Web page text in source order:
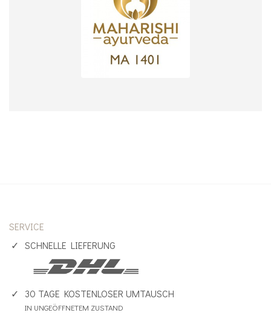
SERVICE
SCHNELLE LIEFERUNG
30 TAGE KOSTENLOSER UMTAUSCH
IN UNGEÖFFNETEM ZUSTAND